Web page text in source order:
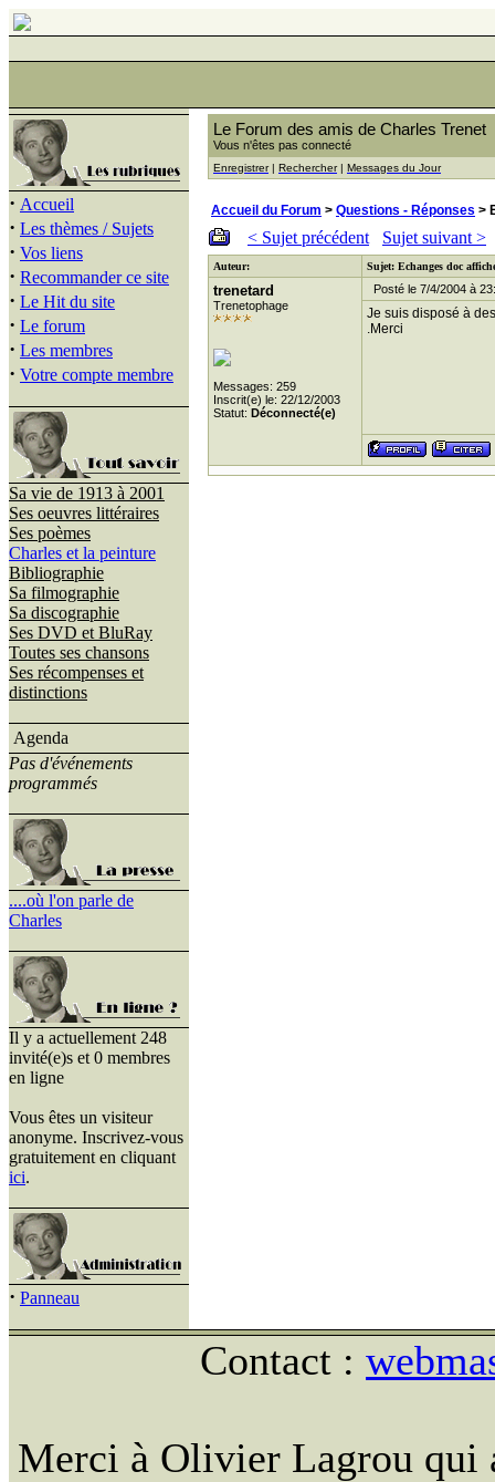
· Accueil
· Les thèmes / Sujets
· Vos liens
· Recommander ce site
· Le Hit du site
· Le forum
· Les membres
· Votre compte membre
Sa vie de 1913 à 2001
Ses oeuvres littéraires
Ses poèmes
Charles et la peinture
Bibliographie
Sa filmographie
Sa discographie
Ses DVD et BluRay
Toutes ses chansons
Ses récompenses et
distinctions
Agenda
Pas d'événements
programmés
....où l'on parle de
Charles
Il y a actuellement 248
invité(e)s et 0 membres
en ligne
Vous êtes un visiteur
anonyme. Inscrivez-vous
gratuitement en cliquant
ici.
· Panneau
Le Forum des amis de Charles Trenet
Vous n'êtes pas connecté
Enregistrer| Rechercher| Messages du Jour
Accueil du Forum > Questions - Réponses >
< Sujet précédent Sujet suivant >
Auteur: Sujet: Echanges doc
trenetard
Trenetophage
Messages: 259
Inscrit(e) le: 22/12/2003
Statut: Déconnecté(e)
Posté le 7/4/2004 à
Je suis disposé à
.Merci
Contact :
Merci à Olivier Lagrou qui